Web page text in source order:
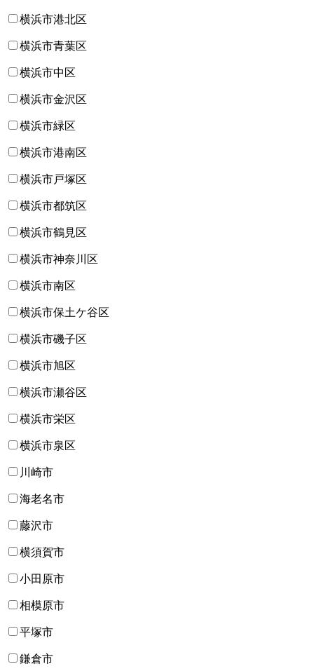
横浜市港北区
横浜市青葉区
横浜市中区
横浜市金沢区
横浜市緑区
横浜市港南区
横浜市戸塚区
横浜市都筑区
横浜市鶴見区
横浜市神奈川区
横浜市南区
横浜市保土ケ谷区
横浜市磯子区
横浜市旭区
横浜市瀬谷区
横浜市栄区
横浜市泉区
川崎市
海老名市
藤沢市
横須賀市
小田原市
相模原市
平塚市
鎌倉市